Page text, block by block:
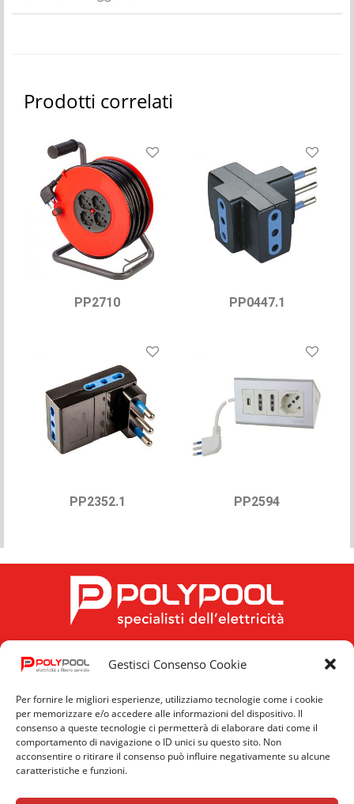
Gestisci Consenso Cookie
Per fornire le migliori esperienze, utilizziamo tecnologie come i cookie
per memorizzare e/o accedere alle informazioni del dispositivo. Il
consenso a queste tecnologie ci permetterà di elaborare dati come il
comportamento di navigazione o ID unici su questo sito. Non
acconsentire o ritirare il consenso può influire negativamente su alcune
caratteristiche e funzioni.
Prodotti correlati
PP2710 PP0447.1
PP2352.1 PP2594
Privacy
Cookie
News